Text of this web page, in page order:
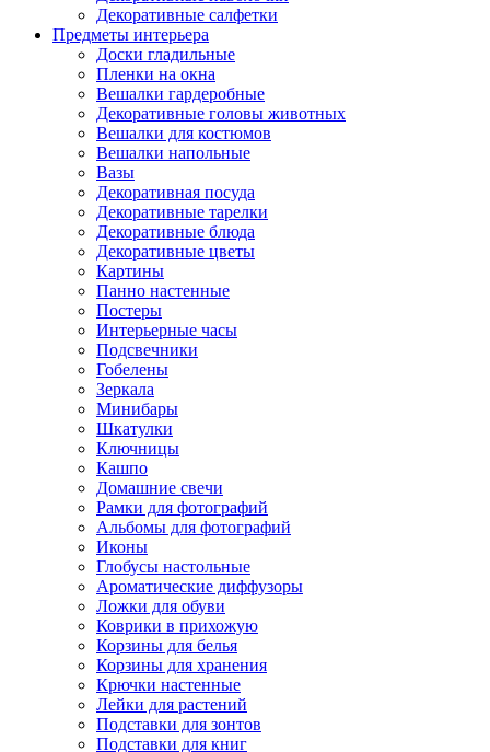
Декоративные салфетки
Предметы интерьера
Доски гладильные
Пленки на окна
Вешалки гардеробные
Декоративные головы животных
Вешалки для костюмов
Вешалки напольные
Вазы
Декоративная посуда
Декоративные тарелки
Декоративные блюда
Декоративные цветы
Картины
Панно настенные
Постеры
Интерьерные часы
Подсвечники
Гобелены
Зеркала
Минибары
Шкатулки
Ключницы
Кашпо
Домашние свечи
Рамки для фотографий
Альбомы для фотографий
Иконы
Глобусы настольные
Ароматические диффузоры
Ложки для обуви
Коврики в прихожую
Корзины для белья
Корзины для хранения
Крючки настенные
Лейки для растений
Подставки для зонтов
Подставки для книг